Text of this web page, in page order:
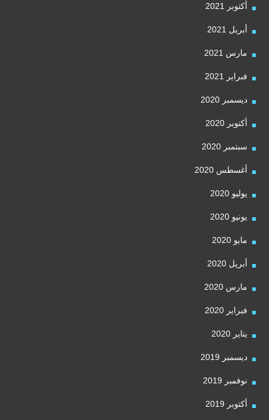
أكتوبر 2021
أبريل 2021
مارس 2021
فبراير 2021
ديسمبر 2020
أكتوبر 2020
سبتمبر 2020
أغسطس 2020
يوليو 2020
يونيو 2020
مايو 2020
أبريل 2020
مارس 2020
فبراير 2020
يناير 2020
ديسمبر 2019
نوفمبر 2019
أكتوبر 2019